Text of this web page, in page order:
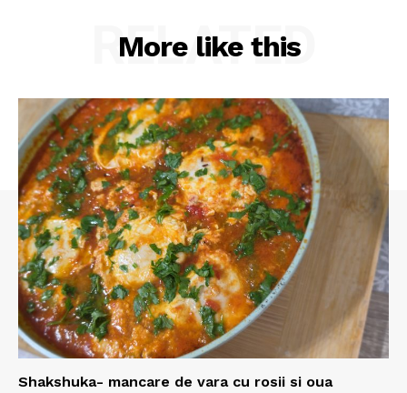
More like this
RELATED
Shakshuka- mancare de vara cu rosii si oua